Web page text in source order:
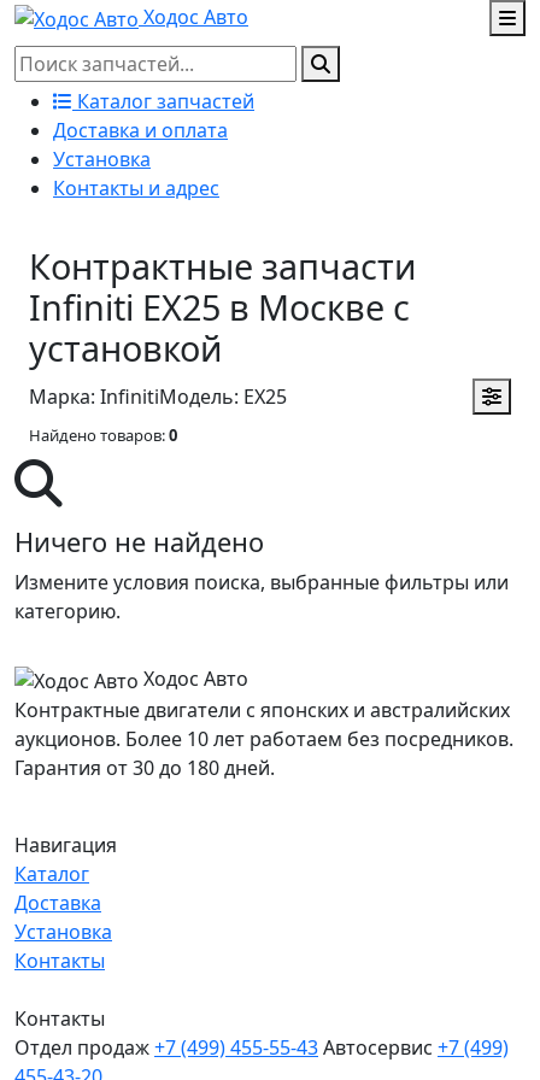
Ходос Авто
Каталог запчастей
Доставка и оплата
Установка
Контакты и адрес
Контрактные запчасти
Infiniti EX25 в Москве с
установкой
Марка: InfinitiМодель: EX25
Найдено товаров:0
Ничего не найдено
Измените условия поиска, выбранные фильтры или
категорию.
Ходос Авто
Контрактные двигатели с японских и австралийских
аукционов. Более 10 лет работаем без посредников.
Гарантия от 30 до 180 дней.
Навигация
Каталог
Доставка
Установка
Контакты
Контакты
Отдел продаж+7 (499) 455-55-43Автосервис +7 (499)